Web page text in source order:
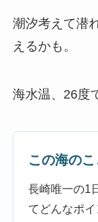
潮汐考えて潜
えるかも。
海水温、26度
この海の
長崎唯一の1
てどんなポイ